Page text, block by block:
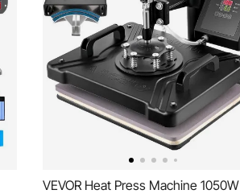
VEVOR Heat Press Machine 1050W